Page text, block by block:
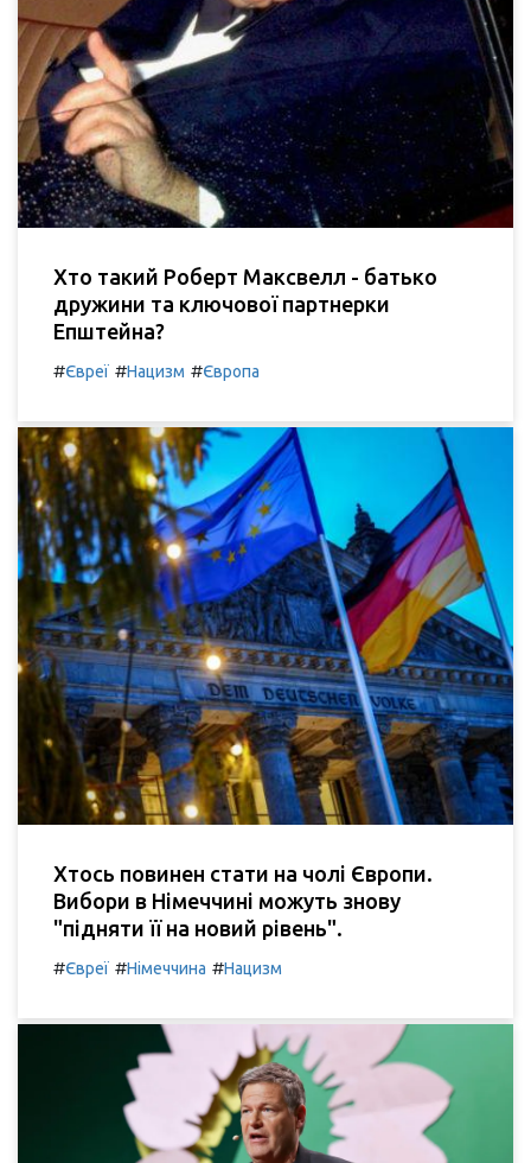
Хто такий Роберт Максвелл - батько
дружини та ключової партнерки
Епштейна?
#Євреї #Нацизм #Європа
Хтось повинен стати на чолі Європи.
Вибори в Німеччині можуть знову
"підняти її на новий рівень".
#Євреї #Німеччина #Нацизм